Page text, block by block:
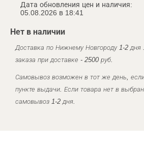
Дата обновления цен и наличия:
05.08.2026 в 18:41
Нет в наличии
Доставка по Нижнему Новгороду 1-2
заказа при доставке - 2500 руб.
Самовывоз возможен в тот же день,
пункте выдачи. Если товара нет в
самовывоз 1-2 дня.